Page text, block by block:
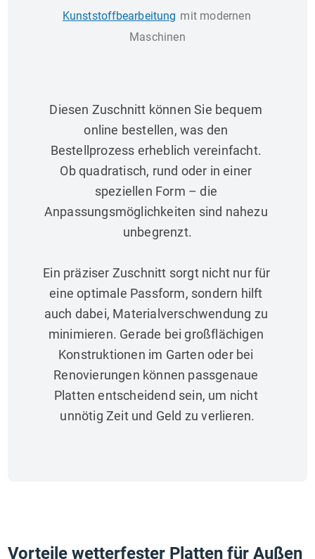
Kunststoffbearbeitung mit modernen
Maschinen
Diesen Zuschnitt können Sie bequem
online bestellen, was den
Bestellprozess erheblich vereinfacht.
Ob quadratisch, rund oder in einer
speziellen Form – die
Anpassungsmöglichkeiten sind nahezu
unbegrenzt.
Ein präziser Zuschnitt sorgt nicht nur für
eine optimale Passform, sondern hilft
auch dabei, Materialverschwendung zu
minimieren. Gerade bei großflächigen
Konstruktionen im Garten oder bei
Renovierungen können passgenaue
Platten entscheidend sein, um nicht
unnötig Zeit und Geld zu verlieren.
Vorteile wetterfester Platten für Außen